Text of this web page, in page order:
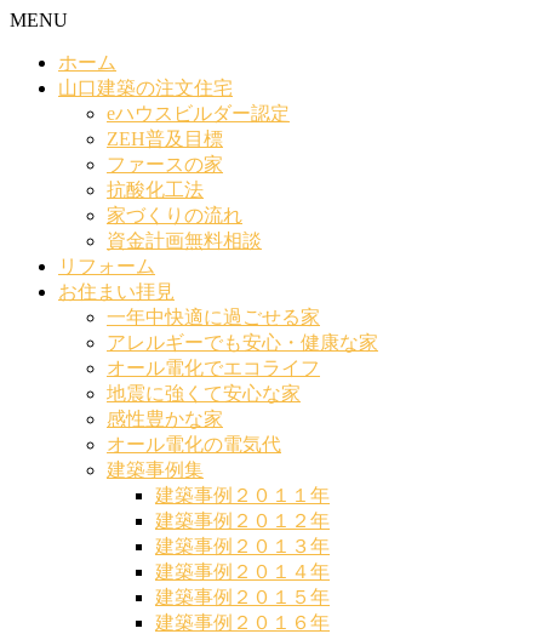
MENU
ホーム
山口建築の注文住宅
eハウスビルダー認定
ZEH普及目標
ファースの家
抗酸化工法
家づくりの流れ
資金計画無料相談
リフォーム
お住まい拝見
一年中快適に過ごせる家
アレルギーでも安心・健康な家
オール電化でエコライフ
地震に強くて安心な家
感性豊かな家
オール電化の電気代
建築事例集
建築事例２０１１年
建築事例２０１２年
建築事例２０１３年
建築事例２０１４年
建築事例２０１５年
建築事例２０１６年